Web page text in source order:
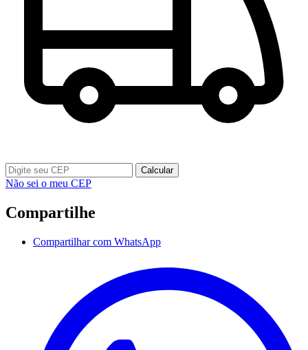
Calcular
Não sei o meu CEP
Compartilhe
Compartilhar com WhatsApp